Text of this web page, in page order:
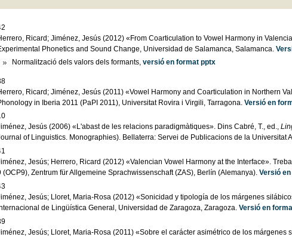
Ricard; Jiménez, Jesús (2012) «From Coarticulation to Vowel Harmony in
Phonetics and Sound Change, Universidad de Salamanca, Salamanca.
Normalització dels valors dels formants, versió en format pptx
Ricard; Jiménez, Jesús (2011) «Vowel Harmony and Coarticulation in Northern
in Iberia 2011 (PaPI 2011), Universitat Rovira i Virgili, Tarragona. Versió en
Jesús (2006) «L'abast de les relacions paradigmàtiques». Dins Cabré, T., ed.,
of Linguistics. Monographies). Bellaterra: Servei de Publicacions de la Universitat
Jesús; Herrero, Ricard (2012) «Valencian Vowel Harmony at the Interface».
(OCP9), Zentrum für Allgemeine Sprachwissenschaft (ZAS), Berlín (Alemanya). Versió
Jesús; Lloret, Maria-Rosa (2012) «Sonicidad y tipología de los márgenes
de Lingüística General, Universidad de Zaragoza, Zaragoza. Versió en
Jesús; Lloret, Maria-Rosa (2011) «Sobre el carácter asimétrico de los márgenes